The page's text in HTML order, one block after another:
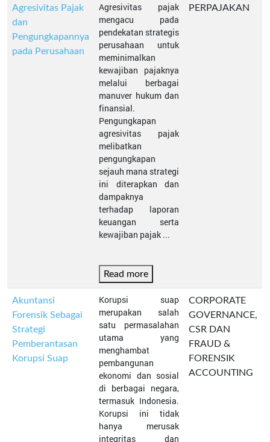
Agresivitas Pajak
dan
Pengungkapannya
pada Perusahaan
Agresivitas pajak
mengacu pada
pendekatan strategis
perusahaan untuk
meminimalkan
kewajiban pajaknya
melalui berbagai
manuver hukum dan
finansial.
Pengungkapan
agresivitas pajak
melibatkan
pengungkapan
sejauh mana strategi
ini diterapkan dan
dampaknya
terhadap laporan
keuangan serta
kewajiban pajak ...
Read more
PERPAJAKAN
Akuntansi
Forensik Sebagai
Strategi
Pemberantasan
Korupsi Suap
Korupsi suap
merupakan salah
satu permasalahan
utama yang
menghambat
pembangunan
ekonomi dan sosial
di berbagai negara,
termasuk Indonesia.
Korupsi ini tidak
hanya merusak
integritas dan
CORPORATE
GOVERNANCE,
CSR DAN
FRAUD &
FORENSIK
ACCOUNTING